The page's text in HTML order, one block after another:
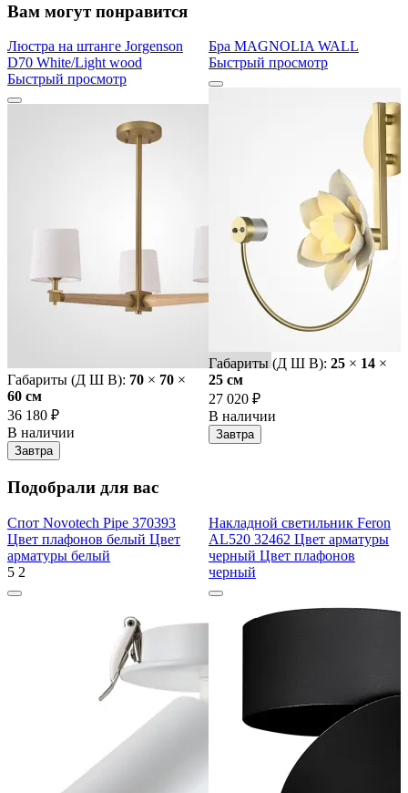
Вам могут понравится
Люстра на штанге Jorgenson
D70 White/Light wood
Быстрый просмотр
Габариты (Д Ш В): 70 × 70 ×
60 cм
36 180 ₽
В наличии
Завтра
Бра MAGNOLIA WALL
Быстрый просмотр
Габариты (Д Ш В): 25 × 14 ×
25 cм
27 020 ₽
В наличии
Завтра
Подобрали для вас
Спот Novotech Pipe 370393
Цвет плафонов белый Цвет
арматуры белый
5 2
Накладной светильник Feron
AL520 32462 Цвет арматуры
черный Цвет плафонов
черный